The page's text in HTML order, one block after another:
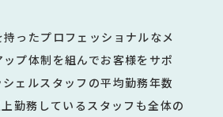
ったプロフェッショナルなメ
プ体制を組んでお客様をサポ
ェルスタッフの平均勤務年数
勤務しているスタッフも全体の